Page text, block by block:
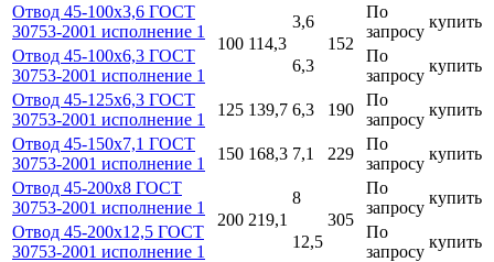
Отвод 45-100х3,6 ГОСТ
30753-2001 исполнение 1
100 114,3
3,6
152
По
запросу
купить
Отвод 45-100х6,3 ГОСТ
30753-2001 исполнение 1
6,3
По
запросу
купить
Отвод 45-125х6,3 ГОСТ
30753-2001 исполнение 1
125 139,7 6,3 190
По
запросу
купить
Отвод 45-150х7,1 ГОСТ
30753-2001 исполнение 1
150 168,3 7,1 229
По
запросу
купить
Отвод 45-200х8 ГОСТ
30753-2001 исполнение 1
200 219,1
8
305
По
запросу
купить
Отвод 45-200х12,5 ГОСТ
30753-2001 исполнение 1
12,5
По
запросу
купить